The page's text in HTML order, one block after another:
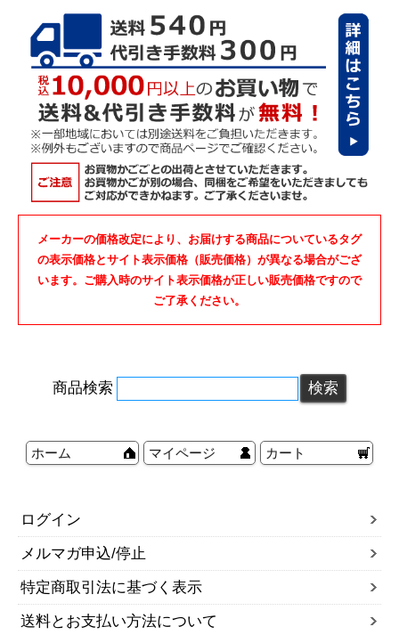
メーカーの価格改定により、お届けする商品についているタグ
の表示価格とサイト表示価格（販売価格）が異なる場合がござ
います。ご購入時のサイト表示価格が正しい販売価格ですので
ご了承ください。
商品検索
ホーム マイページ カート
ログイン
メルマガ申込/停止
特定商取引法に基づく表示
送料とお支払い方法について